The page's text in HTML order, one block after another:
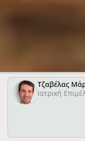
Τζαβέλας
Ιατρική